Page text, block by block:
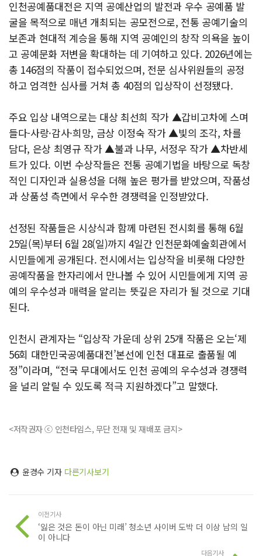
인천공예품대전은 지역 공예산업의 발전과 우수 공예품 발
굴을 목적으로 매년 개최되는 공모전으로, 전통 공예기술의
보존과 현대적 계승을 통해 지역 공예인의 창작 의욕을 높이
고 공예문화 저변을 확대하는 데 기여하고 있다. 2026년에는
총 146점의 작품이 접수되었으며, 전문 심사위원들의 공정
하고 엄격한 심사를 거쳐 총 40점의 입상작이 선정됐다.
주요 입상 내역으로는 대상 최선희 작가 ▲갑비고차에 스며
들다-사랑·감사·희망, 금상 이정숙 작가 ▲빛의 조각, 차를
담다, 은상 최영규 작가 ▲불과 나무, 서정우 작가 ▲차반세
트가 있다. 이번 수상작들은 전통 공예기법을 바탕으로 독창
적인 디자인과 실용성을 더해 높은 평가를 받았으며, 작품성
과 상품성 측면에서 우수한 경쟁력을 인정받았다.
선정된 작품들은 시상식과 함께 마련된 전시회를 통해 6월
25일(목)부터 6월 28(일)까지 4일간 인천문화예술회관에서
시민들에게 공개된다. 전시에서는 입상작을 비롯해 다양한
공예작품을 한자리에서 만나볼 수 있어 시민들에게 지역 공
예의 우수성과 매력을 알리는 뜻깊은 자리가 될 것으로 기대
된다.
인천시 관계자는 “입상작 가운데 상위 25개 작품은 오는‘제
56회 대한민국공예품대전’본선에 인천 대표로 출품될 예
정”이라며, “전국 무대에서도 인천 공예의 우수성과 경쟁력
을 널리 알릴 수 있도록 적극 지원하겠다”고 말했다.
<저작권자 ⓒ 인천타임스, 무단 전재 및 재배포 금지>
윤경수 기자 다른기사보기
이전기사
‘잃은 것은 돈이 아닌 미래’ 청소년 사이버 도박 더 이상 남의 일
이 아니다
다음기사